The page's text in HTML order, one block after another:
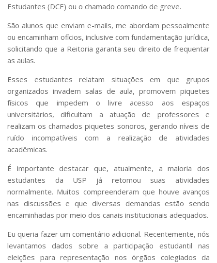
Estudantes (DCE) ou o chamado comando de greve.
São alunos que enviam e-mails, me abordam pessoalmente
ou encaminham ofícios, inclusive com fundamentação jurídica,
solicitando que a Reitoria garanta seu direito de frequentar
as aulas.
Esses estudantes relatam situações em que grupos
organizados invadem salas de aula, promovem piquetes
físicos que impedem o livre acesso aos espaços
universitários, dificultam a atuação de professores e
realizam os chamados piquetes sonoros, gerando níveis de
ruído incompatíveis com a realização de atividades
acadêmicas.
É importante destacar que, atualmente, a maioria dos
estudantes da USP já retomou suas atividades
normalmente. Muitos compreenderam que houve avanços
nas discussões e que diversas demandas estão sendo
encaminhadas por meio dos canais institucionais adequados.
Eu queria fazer um comentário adicional. Recentemente, nós
levantamos dados sobre a participação estudantil nas
eleições para representação nos órgãos colegiados da